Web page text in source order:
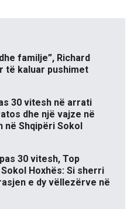
familje”, Richard
të kaluar pushimet
30 vitesh në arrati
dhe një vajze në
në Shqipëri Sokol
30 vitesh, Top
Hoxhës: Si sherri
e dy vëllezërve në